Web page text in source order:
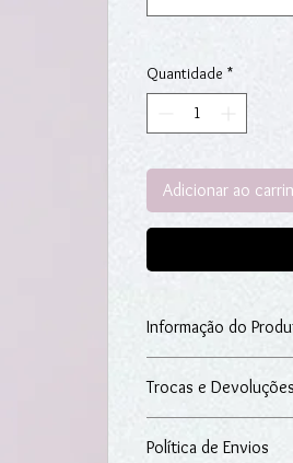
Quantidade *
Adicionar ao
Informação do
Ouro: 9kt
Peso: 0.3g
Altura: 16mm
Trocas e Devoluções
14 dias seguidos para
Política de Envios